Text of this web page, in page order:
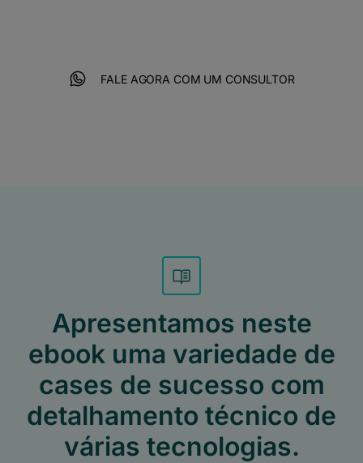
FALE AGORA COM UM CONSULTOR
Apresentamos neste
ebook uma variedade de
cases de sucesso com
detalhamento técnico de
várias tecnologias.